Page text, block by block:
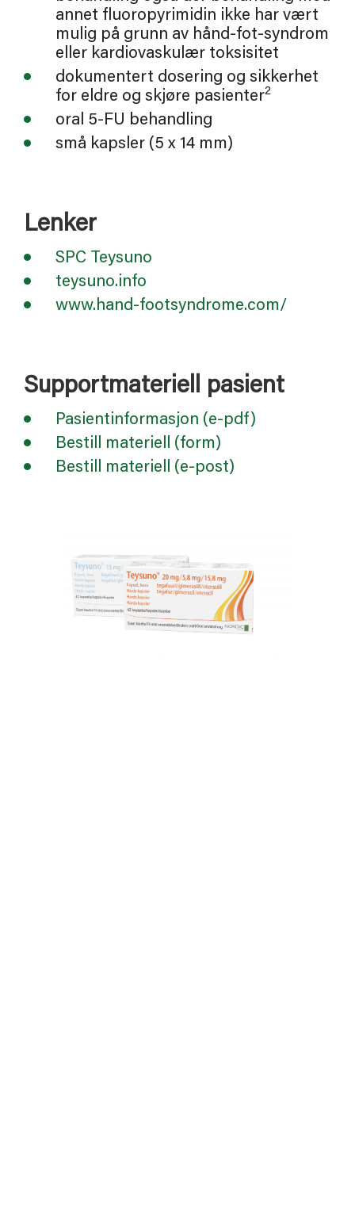
annet fluoropyrimidin ikke har vært
mulig på grunn av hånd-fot-syndrom
eller kardiovaskulær toksisitet
dokumentert dosering og sikkerhet
for eldre og skjøre pasienter2
oral 5-FU behandling
små kapsler (5 x 14 mm)
Lenker
SPC Teysuno
teysuno.info
www.hand-footsyndrome.com/
Supportmateriell pasient
Pasientinformasjon (e-pdf)
Bestill materiell (form)
Bestill materiell (e-post)